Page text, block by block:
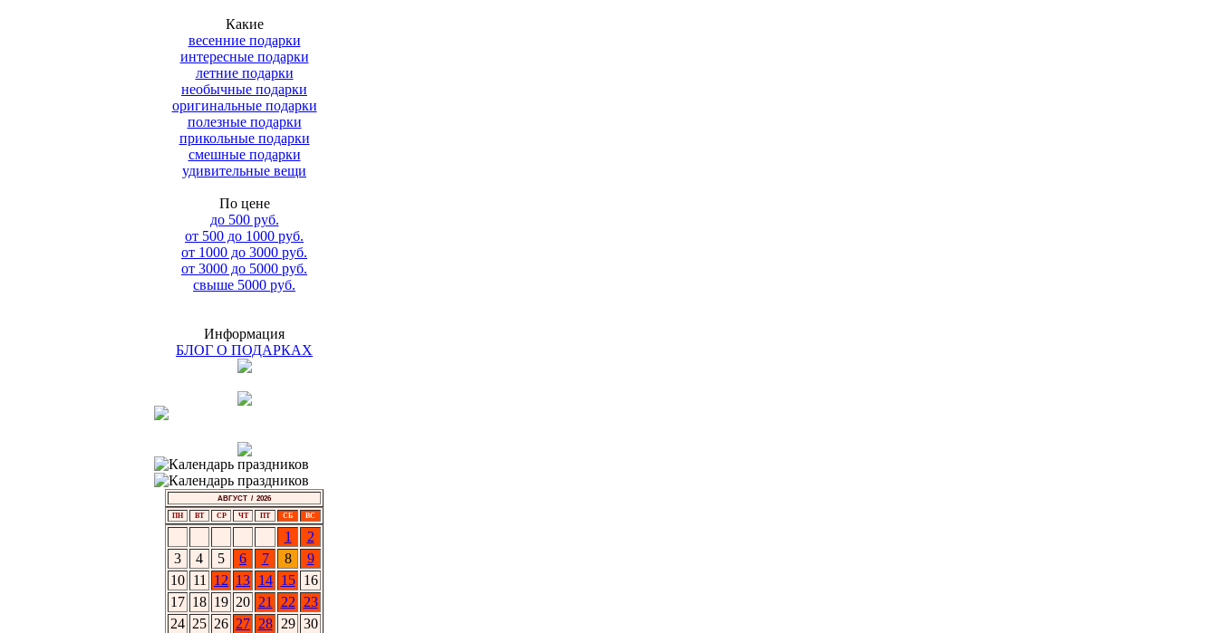
Какие
весенние подарки
интересные подарки
летние подарки
необычные подарки
оригинальные подарки
полезные подарки
прикольные подарки
смешные подарки
удивительные вещи
По цене
до 500 руб.
от 500 до 1000 руб.
от 1000 до 3000 руб.
от 3000 до 5000 руб.
свыше 5000 руб.
Информация
БЛОГ О ПОДАРКАХ
АВГУСТ / 2026
ПН ВТ СР ЧТ ПТ СБ ВС
1
2
3
4 5 6 7 8
9
10 11 12 13 14 15
16
17 18 19 20 21 22
23
24 25 26 27 28 29 30